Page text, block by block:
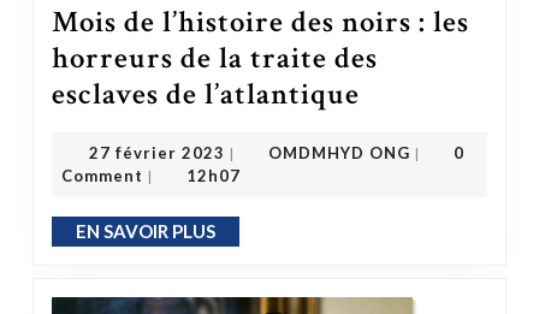
Mois de l’histoire des noirs : les
horreurs de la traite des
esclaves de l’atlantique
27 février 2023 | OMDMHYD ONG |
0
Comment | 12h07
EN SAVOIR PLUSEN SAVOIR PLUS